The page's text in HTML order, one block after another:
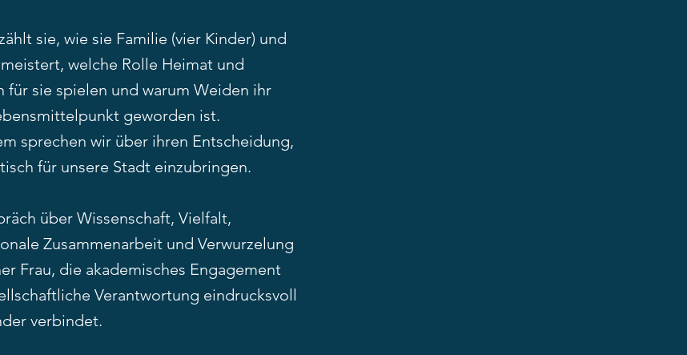
sie, wie sie Familie (vier Kinder) und
welche Rolle Heimat und
für sie spielen und warum Weiden ihr
geworden ist.
sprechen wir über ihren Entscheidung,
für unsere Stadt einzubringen.
über Wissenschaft, Vielfalt,
Zusammenarbeit und Verwurzelung
Frau, die akademisches Engagement
Verantwortung eindrucksvoll
verbindet.